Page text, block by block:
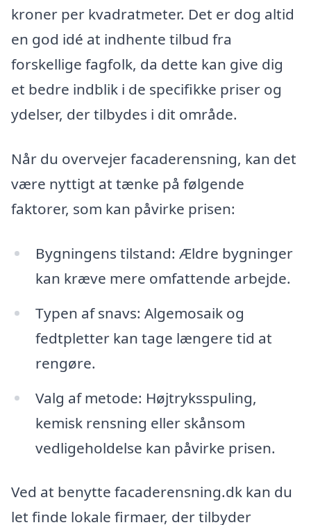
kroner per kvadratmeter. Det er dog altid
en god idé at indhente tilbud fra
forskellige fagfolk, da dette kan give dig
et bedre indblik i de specifikke priser og
ydelser, der tilbydes i dit område.
Når du overvejer facaderensning, kan det
være nyttigt at tænke på følgende
faktorer, som kan påvirke prisen:
Bygningens tilstand: Ældre bygninger
kan kræve mere omfattende arbejde.
Typen af snavs: Algemosaik og
fedtpletter kan tage længere tid at
rengøre.
Valg af metode: Højtryksspuling,
kemisk rensning eller skånsom
vedligeholdelse kan påvirke prisen.
Ved at benytte facaderensning.dk kan du
let finde lokale firmaer, der tilbyder